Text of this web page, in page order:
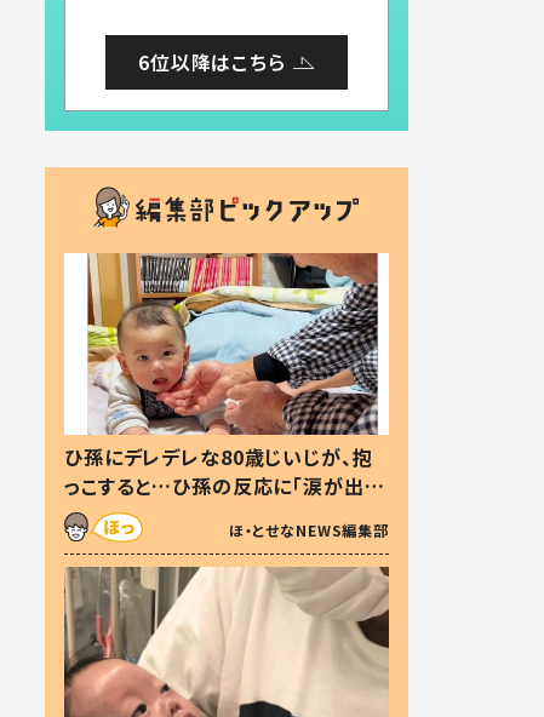
6位以降はこちら
ひ孫にデレデレな80歳じいじが、抱
っこすると…ひ孫の反応に「涙が出ま
した」「可愛くて仕方ない」
ほ・とせなNEWS編集部